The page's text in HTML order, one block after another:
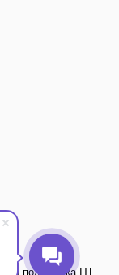
и поддержка ITL